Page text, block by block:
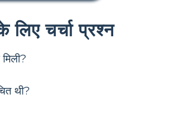
लिए चर्चा प्रश्न
थी?